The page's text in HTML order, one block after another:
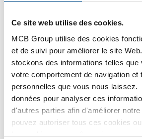
Ce site web utilise des cookies.
MCB Group utilise des cookies
et de suivi pour améliorer le site
stockons des informations telles que
votre comportement de navigation et
personnelles que vous nous
données pour analyser ces
d'autres parties afin d'améliorer
pouvez autoriser tous ces cookies
les cookies vous-même si vous ne
SE CONNECTER
Veuillez vous connecter afin
commande
Commandez avec vos propres
Calculez avec les prix actuels de TS